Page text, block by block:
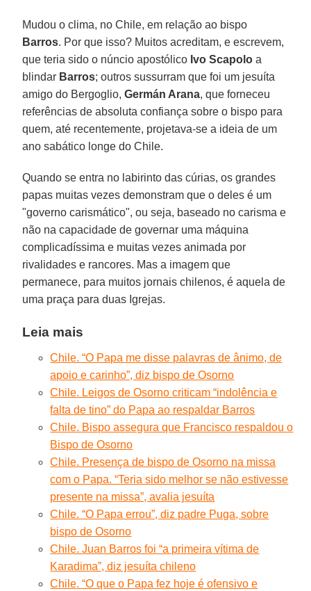
Mudou o clima, no Chile, em relação ao bispo
Barros. Por que isso? Muitos acreditam, e escrevem,
que teria sido o núncio apostólico Ivo Scapolo a
blindar Barros; outros sussurram que foi um jesuíta
amigo do Bergoglio,Germán Arana, que forneceu
referências de absoluta confiança sobre o bispo para
quem, até recentemente, projetava-se a ideia de um
ano sabático longe do Chile.
Quando se entra no labirinto das cúrias, os grandes
papas muitas vezes demonstram que o deles é um
"governo carismático", ou seja, baseado no carisma e
não na capacidade de governar uma máquina
complicadíssima e muitas vezes animada por
rivalidades e rancores. Mas a imagem que
permanece, para muitos jornais chilenos, é aquela de
uma praça para duas Igrejas.
Leia mais
Chile. “O Papa me disse palavras de ânimo, de
apoio e carinho”, diz bispo de Osorno
Chile. Leigos de Osorno criticam “indolência e
falta de tino” do Papa ao respaldar Barros
Chile. Bispo assegura que Francisco respaldou o
Bispo de Osorno
Chile. Presença de bispo de Osorno na missa
com o Papa. “Teria sido melhor se não estivesse
presente na missa”, avalia jesuíta
Chile. “O Papa errou”, diz padre Puga, sobre
bispo de Osorno
Chile. Juan Barros foi “a primeira vítima de
Karadima”, diz jesuíta chileno
Chile. “O que o Papa fez hoje é ofensivo e